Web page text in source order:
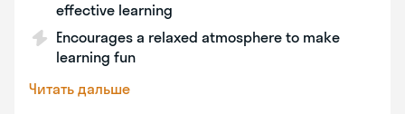
effective learning
Encourages a relaxed atmosphere to make
learning fun
Читать дальше